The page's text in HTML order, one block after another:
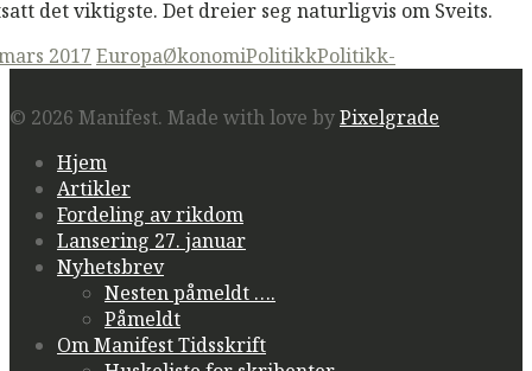
det viktigste. Det dreier seg naturligvis om Sveits.
2017 EuropaØkonomiPolitikkPolitikk-
© 2026 Manifest. Made with love byPixelgrade
Hjem
Artikler
Fordeling av rikdom
Lansering 27. januar
Nyhetsbrev
Nesten påmeldt ….
Påmeldt
Om Manifest Tidsskrift